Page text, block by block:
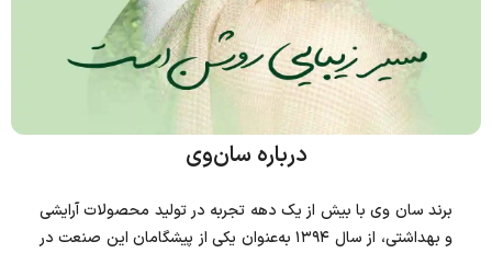
درباره‌ سان‌‌وی
برند سان وی با بیش از یک دهه تجربه در تولید محصولات آرایشی
و بهداشتی، از سال ۱۳۹۴ به‌عنوان یکی از پیشگامان این صنعت در